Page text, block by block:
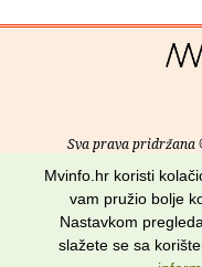
Sva prava pridržana
Mvinfo.hr koristi
vam pružio bolje
Nastavkom
slažete se sa